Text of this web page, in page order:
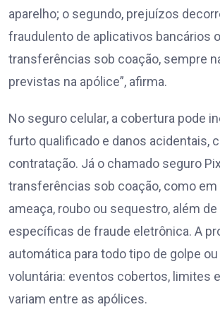
aparelho; o segundo, prejuízos
fraudulento de aplicativos bancários
transferências sob coação, sempre
previstas na apólice”, afirma.
No seguro celular, a cobertura pode
furto qualificado e danos acidentais,
contratação. Já o chamado seguro
transferências sob coação, como
ameaça, roubo ou sequestro, além
específicas de fraude eletrônica. A
automática para todo tipo de golpe
voluntária: eventos cobertos, limites
variam entre as apólices.